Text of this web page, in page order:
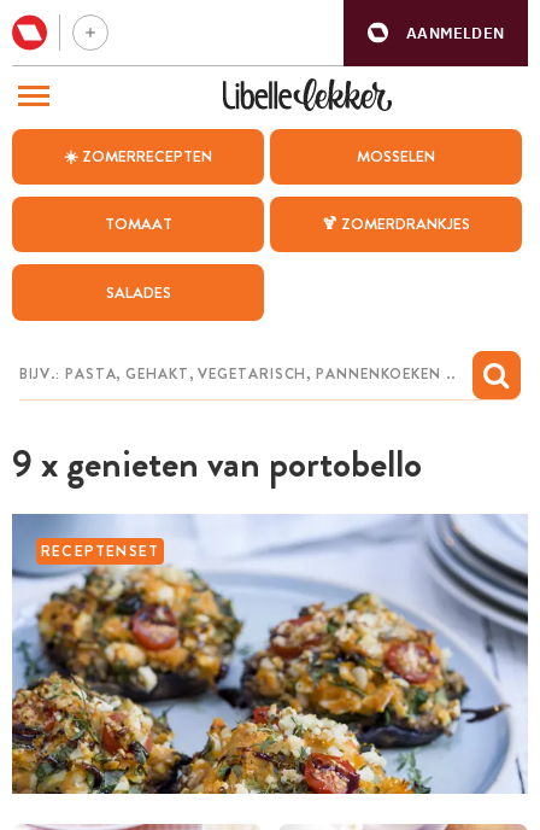
AANMELDEN
☀️ ZOMERRECEPTEN MOSSELEN
TOMAAT 🍹 ZOMERDRANKJES
SALADES
9 x genieten van portobello
RECEPTENSET
BEZOEK ONZE ANDERE WEBSITES
WEEKMENU
CHAT MET MAIA
MIJN BEWAARDE RECEPTEN